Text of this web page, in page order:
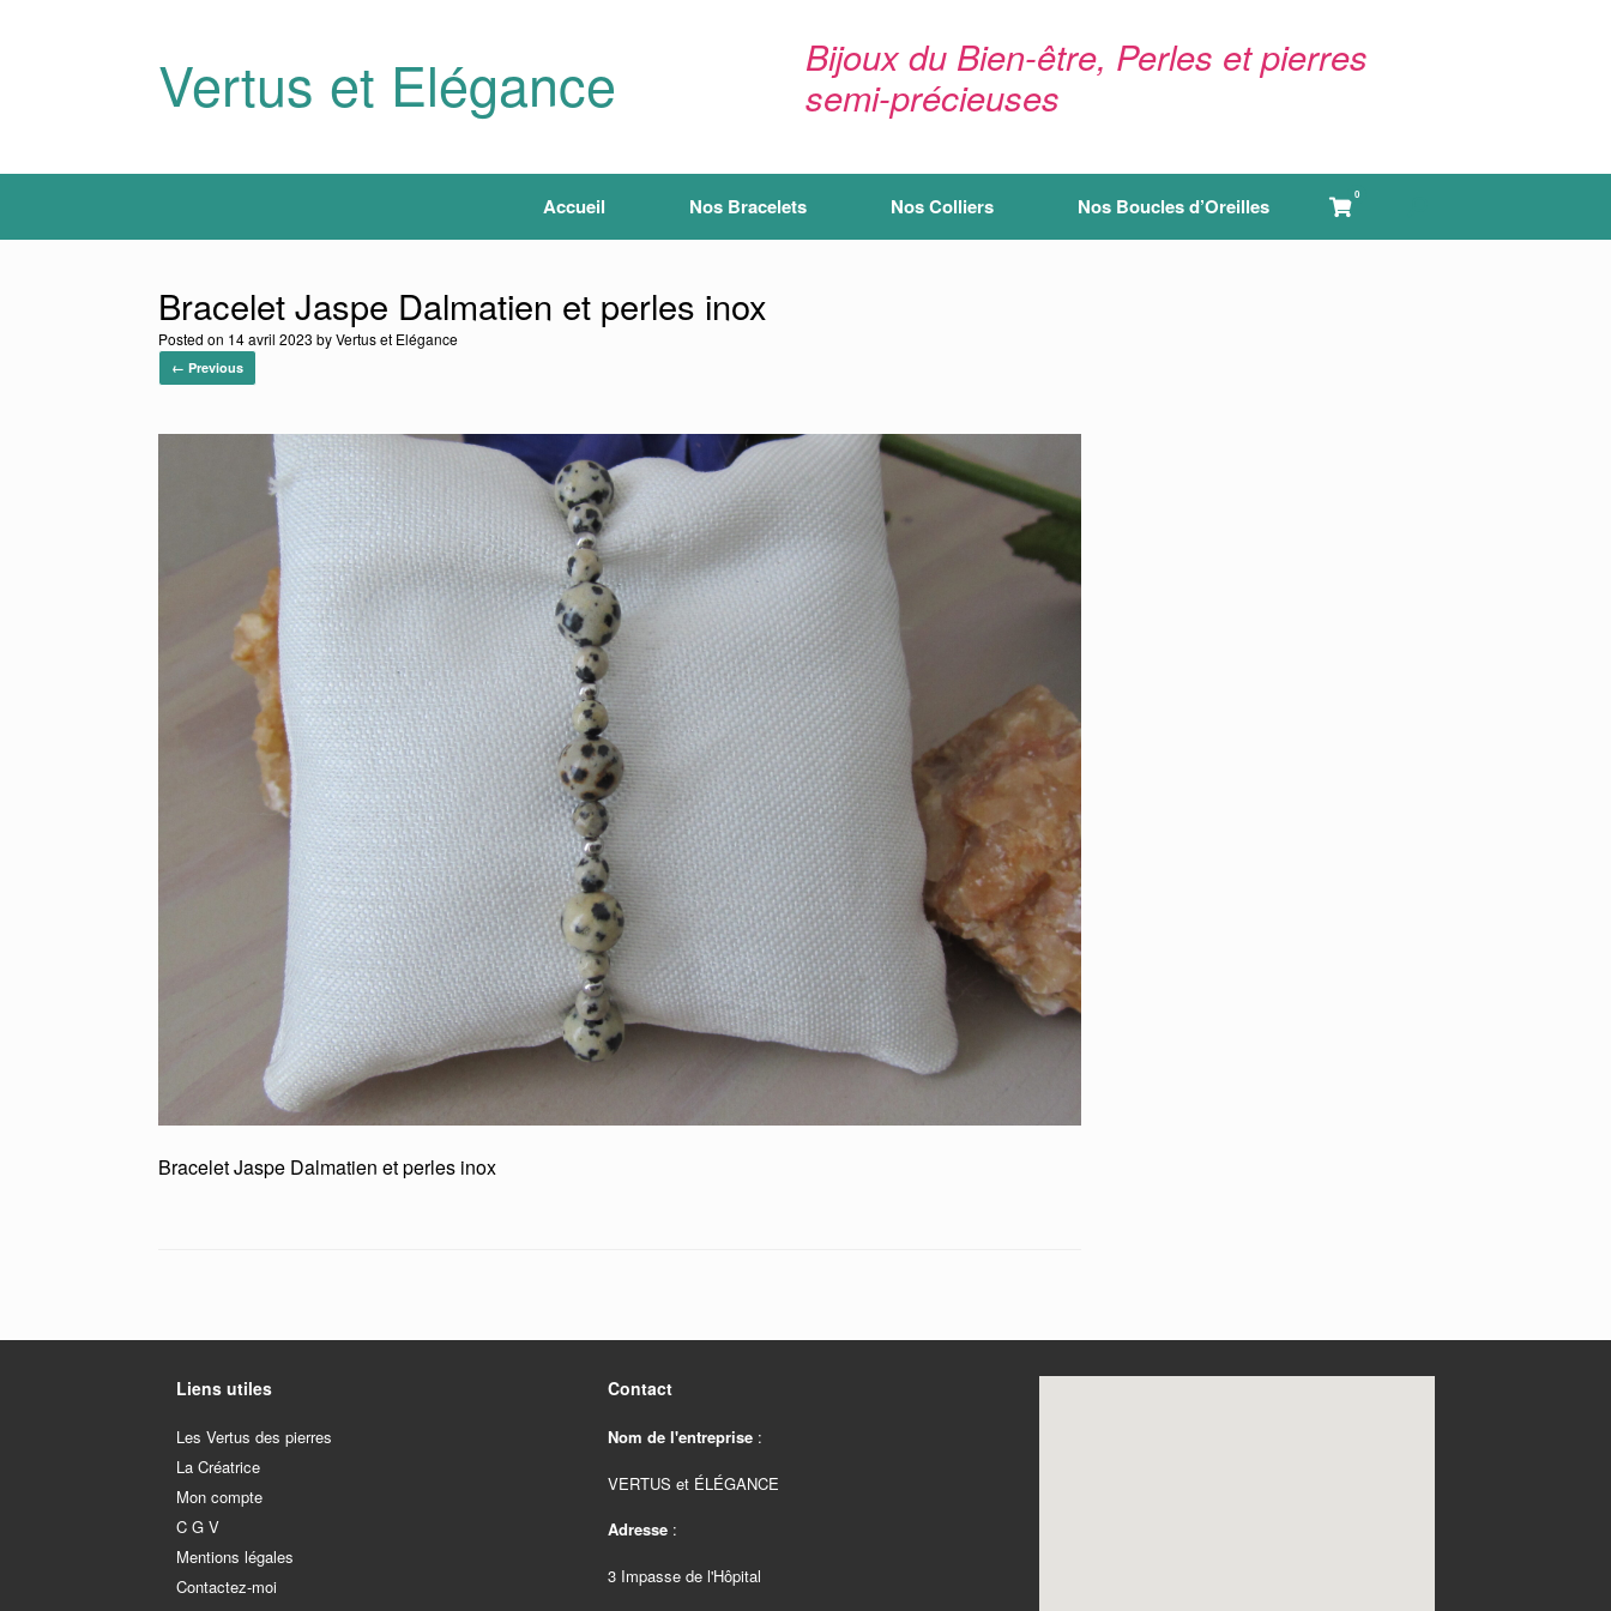
Vertus et Elégance
Bijoux du Bien-être, Perles et pierres
semi-précieuses
Accueil Nos Bracelets Nos Colliers Nos Boucles d’Oreilles View
shopping
cart
0
Bracelet Jaspe Dalmatien et perles inox
Posted on 14 avril 2023 byVertus et Elégance
← Previous
Bracelet Jaspe Dalmatien et perles inox
Liens utiles
Les Vertus des pierres
La Créatrice
Mon compte
C G V
Mentions légales
Contactez-moi
Contact
Nom de l'entreprise:
VERTUS et ÉLÉGANCE
Adresse:
3 Impasse de l'Hôpital